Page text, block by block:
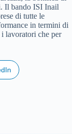
Il bando ISI Inail
di tutte le
in termini di
lavoratori che per